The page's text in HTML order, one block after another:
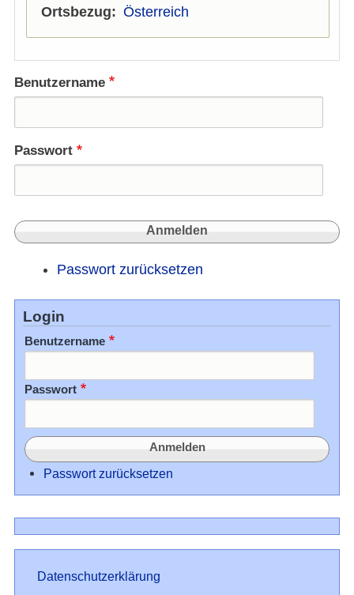
Ortsbezug
Österreich
Benutzername
Passwort
Passwort zurücksetzen
Login
Benutzername
Passwort
Passwort zurücksetzen
Datenschutz
Datenschutzerklärung